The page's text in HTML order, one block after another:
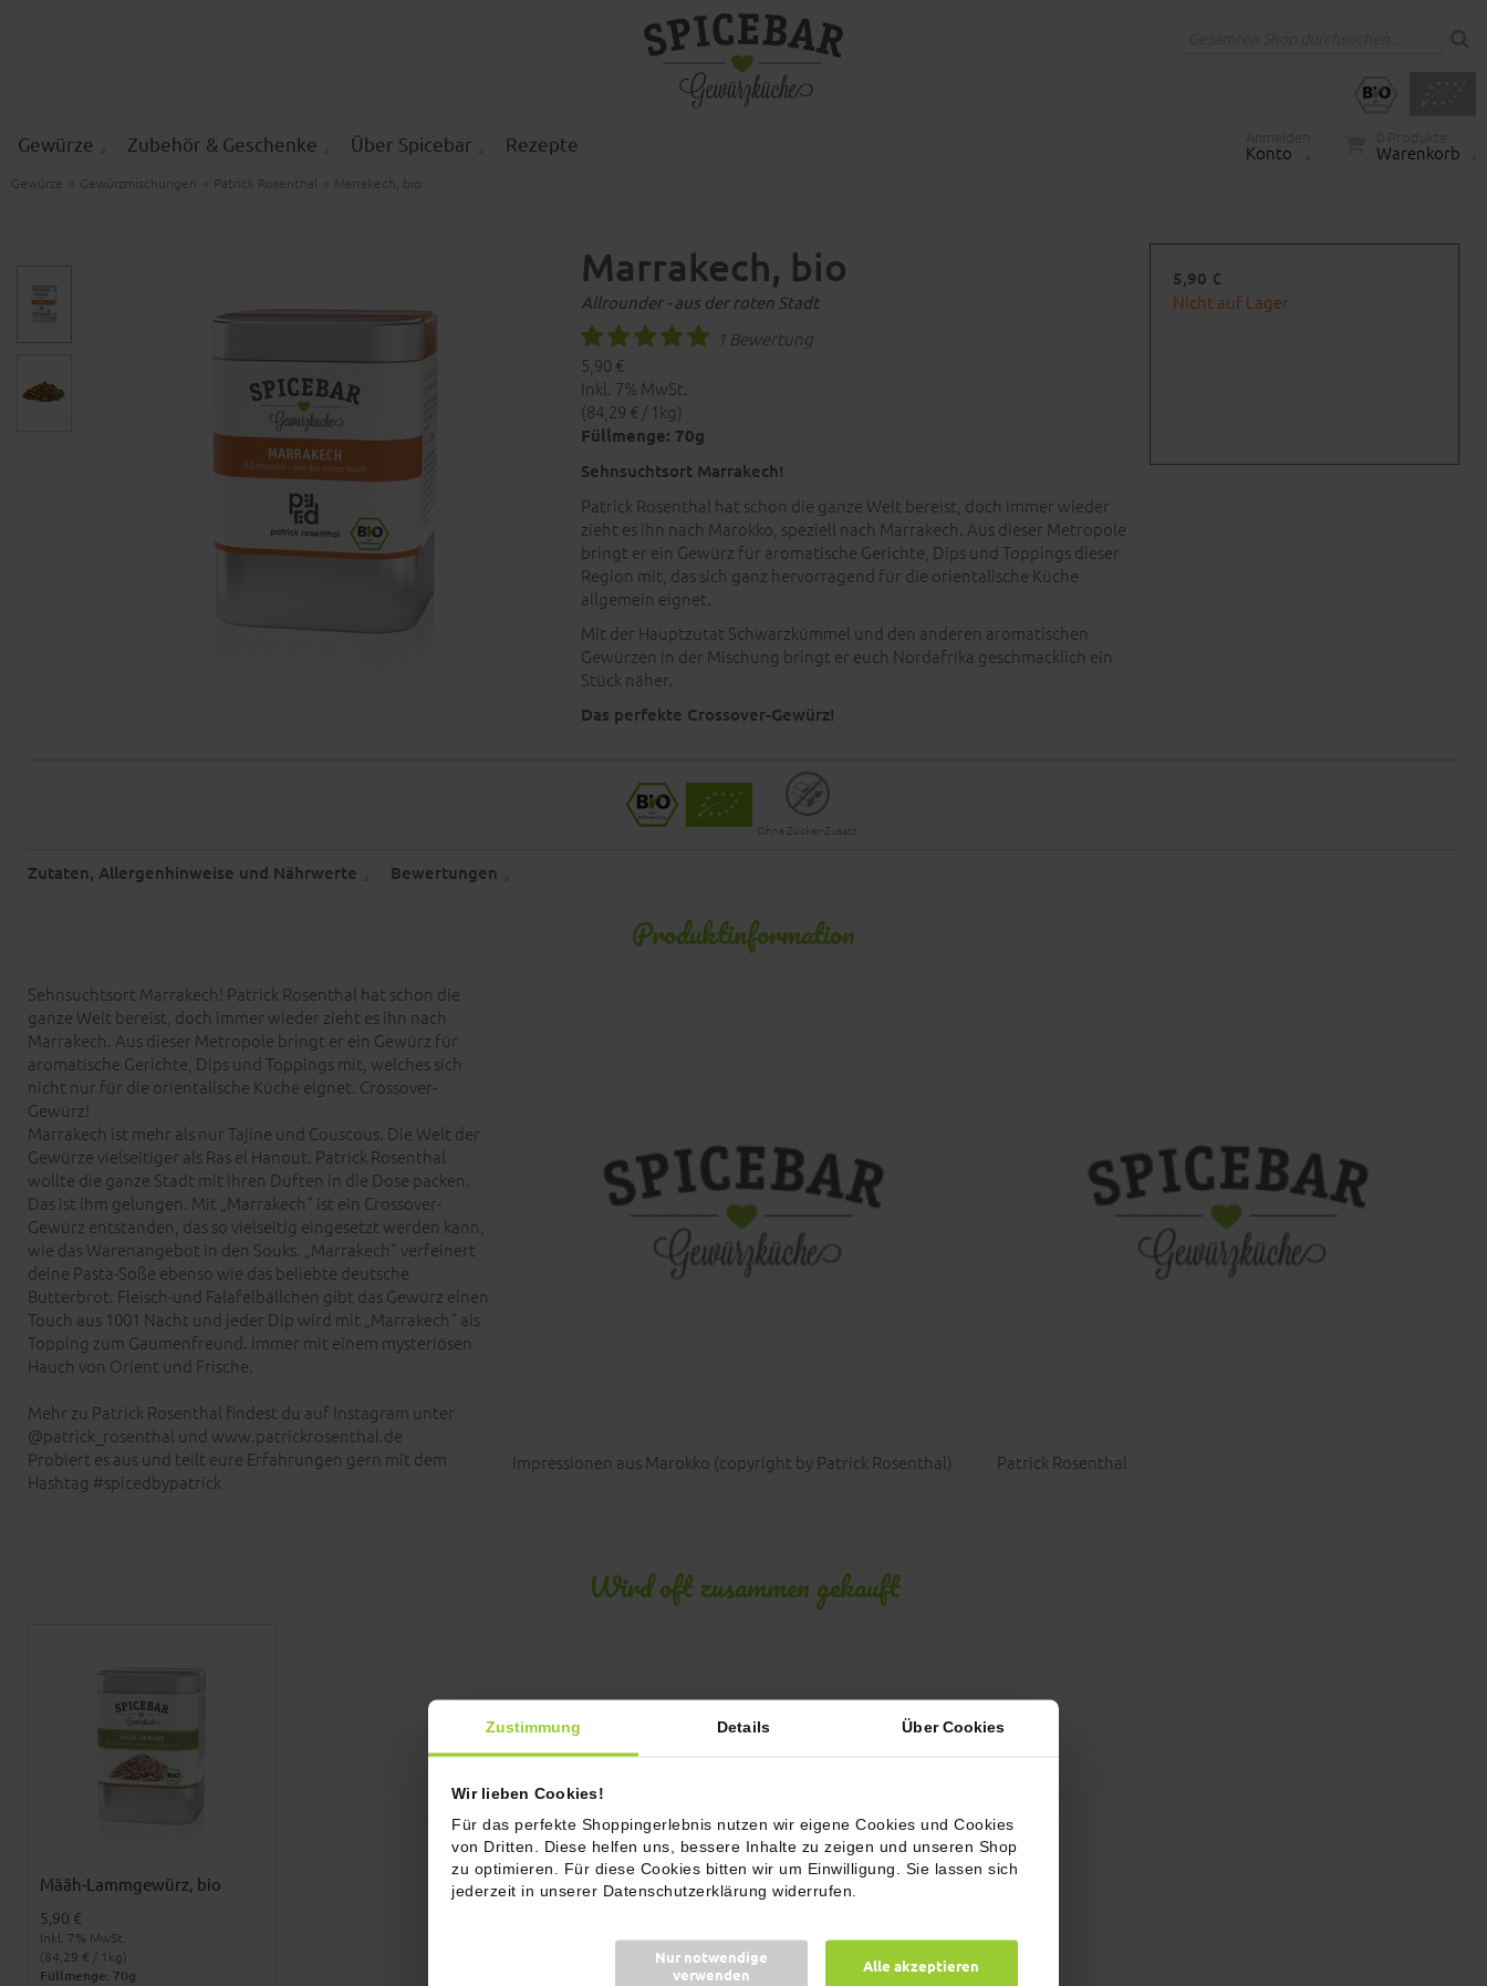
Zustimmung Details Über Cookies
Wir lieben Cookies!
Für das perfekte Shoppingerlebnis nutzen wir eigene Cookies und Cookies
von Dritten. Diese helfen uns, bessere Inhalte zu zeigen und unseren Shop
zu optimieren. Für diese Cookies bitten wir um Einwilligung. Sie lassen sich
jederzeit in unserer Datenschutzerklärung widerrufen.
Nur notwendige
verwenden
Alle akzeptieren
Konto Warenkorb
Gewürze Zubehör & Geschenke Über Spicebar Rezepte
Gewürze » Gewürzmischungen » Patrick Rosenthal » Marrakech, bio
Marrakech, bio
Allrounder - aus der roten Stadt
1 Bewertung
5,90 €
Inkl. 7% MwSt.
(84,29 € / 1kg)
Füllmenge: 70g
5,90 €
Nicht auf Lager
Sehnsuchtsort Marrakech!
Patrick Rosenthal hat schon die ganze Welt bereist, doch immer wieder
zieht es ihn nach Marokko, speziell nach Marrakech. Aus dieser Metropole
bringt er ein Gewürz für aromatische Gerichte, Dips und Toppings dieser
Region mit, das sich ganz hervorragend für die orientalische Küche
allgemein eignet.
Mit der Hauptzutat Schwarzkümmel und den anderen aromatischen
Gewürzen in der Mischung bringt er euch Nordafrika geschmacklich ein
Stück näher.
Das perfekte Crossover-Gewürz!
Ohne Zucker-Zusatz
Zutaten, Allergenhinweise und Nährwerte Bewertungen
Produktinformation
Sehnsuchtsort Marrakech! Patrick Rosenthal hat schon die
ganze Welt bereist, doch immer wieder zieht es ihn nach
Marrakech. Aus dieser Metropole bringt er ein Gewürz für
aromatische Gerichte, Dips und Toppings mit, welches sich
nicht nur für die orientalische Küche eignet. Crossover-
Gewürz!
Marrakech ist mehr als nur Tajine und Couscous. Die Welt der
Gewürze vielseitiger als Ras el Hanout. Patrick Rosenthal
wollte die ganze Stadt mit ihren Düften in die Dose packen.
Das ist ihm gelungen. Mit „Marrakech“ ist ein Crossover-
Gewürz entstanden, das so vielseitig eingesetzt werden kann,
wie das Warenangebot in den Souks. „Marrakech“ verfeinert
deine Pasta-Soße ebenso wie das beliebte deutsche
Butterbrot. Fleisch-und Falafelbällchen gibt das Gewürz einen
Touch aus 1001 Nacht und jeder Dip wird mit „Marrakech“ als
Topping zum Gaumenfreund. Immer mit einem mysteriösen
Hauch von Orient und Frische.
Mehr zu Patrick Rosenthal findest du auf Instagram unter
@patrick_rosenthal und www.patrickrosenthal.de
Probiert es aus und teilt eure Erfahrungen gern mit dem
Hashtag #spicedbypatrick
Impressionen aus Marokko (copyright by Patrick Rosenthal) Patrick Rosenthal
Wird oft zusammen gekauft
Määh-Lammgewürz, bio
5,90 €
Inkl. 7% MwSt.
(84,29 € / 1kg)
Füllmenge: 70g